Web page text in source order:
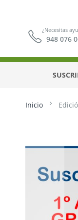
¿Necesitas
948 076
Inicio
final
galería